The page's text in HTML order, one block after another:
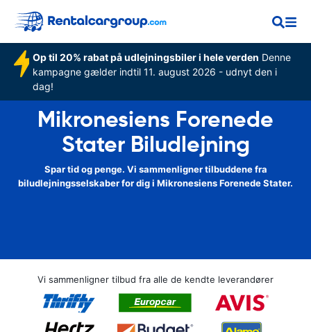
Op til 20% rabat på udlejningsbiler i hele verden Denne
kampagne gælder indtil 11. august 2026 - udnyt den i
dag!
Mikronesiens Forenede
Stater Biludlejning
Spar tid og penge. Vi sammenligner tilbuddene fra
biludlejningsselskaber for dig i Mikronesiens Forenede Stater.
Vi sammenligner tilbud fra alle de kendte leverandører